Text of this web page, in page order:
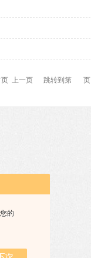
的
页 上一页 跳转到第 页